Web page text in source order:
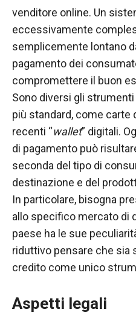
venditore online. Un
eccessivamente
semplicemente lontano
pagamento dei
compromettere il buon
Sono diversi gli
più standard, come carte
recenti “wallet” digitali.
di pagamento può
seconda del tipo di
destinazione e del
In particolare, bisogna
allo specifico mercato di
paese ha le sue
riduttivo pensare che sia
credito come unico
Aspetti legali